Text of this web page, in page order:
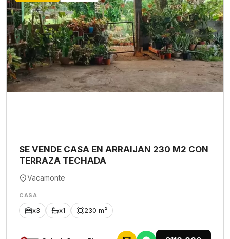
SE VENDE CASA EN ARRAIJAN 230 M2 CON
TERRAZA TECHADA
Vacamonte
CASA
x3 x1 230 m²